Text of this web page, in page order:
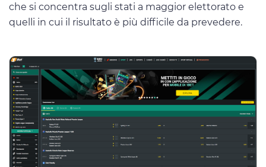
che si concentra sugli stati a maggior elettorato e
quelli in cui il risultato è più difficile da prevedere.